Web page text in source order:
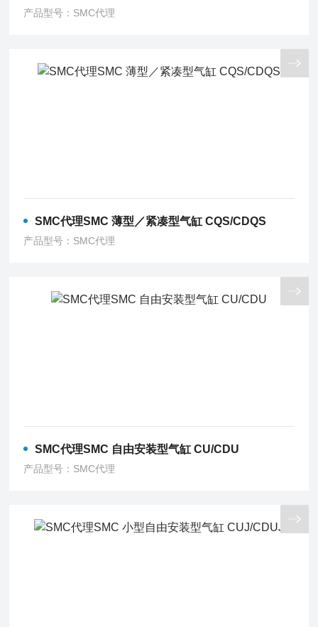
产品型号：SMC代理
SMC代理SMC 薄型／紧凑型气缸 CQS/CDQS
产品型号：SMC代理
SMC代理SMC 自由安装型气缸 CU/CDU
产品型号：SMC代理